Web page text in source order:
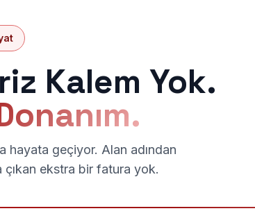
Kalem Yok.
hayata geçiyor. Alan adından
çıkan ekstra bir fatura yok.